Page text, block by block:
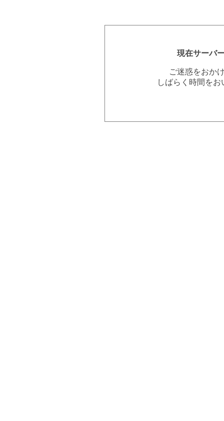
現在サーバ
ご迷惑をおか
しばらく時間を